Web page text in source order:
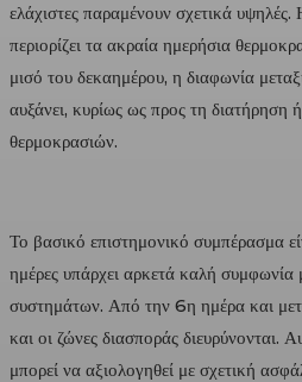
ελάχιστες παραμένουν σχετικά
περιορίζει τα ακραία ημερήσια
μισό του δεκαημέρου, η διαφωνία
αυξάνει, κυρίως ως προς τη διατήρηση
θερμοκρασιών.
Το βασικό επιστημονικό συμπέρασμα
ημέρες υπάρχει αρκετά καλή
συστημάτων. Από την 6η ημέρα και
και οι ζώνες διασποράς διευρύνονται.
μπορεί να αξιολογηθεί με σχετική